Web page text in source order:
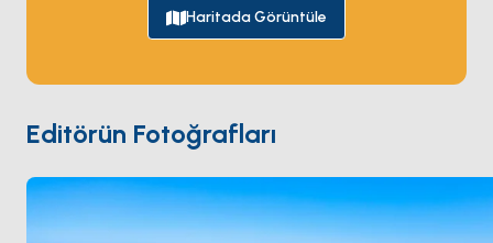
için 1992'de kuruldu. Park Alonnisos çevresindeki 22
ada ve adacığı artı çevre suları kaplıyor. Ana liman
zorlayana kadar nüfus merkeziydi. Alonnisos'tan
kuzeye charter rotaları doğu Akdeniz'de keşiş foku
görme olasılığı en yüksek olan daha küçük park
adalarına (Peristera, Kyra Panagia, Skantzoura)
ulaşıyor. AlonnisosSkopelos'tan yelkenle 60 dakika.
Haritada Görüntüle
Editörün Fotoğrafları